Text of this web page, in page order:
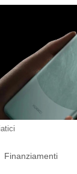
Categorie
Finanziamenti